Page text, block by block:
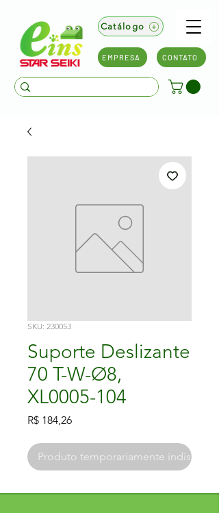
Catálogo
EMPRESA CONTATO
SKU: 230053
Suporte Deslizante
70 T-W-Ø8,
XL0005-104
R$ 184,26Preço
Produto temporariamente